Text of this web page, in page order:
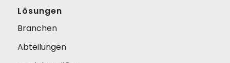
Lösungen
Branchen
Abteilungen